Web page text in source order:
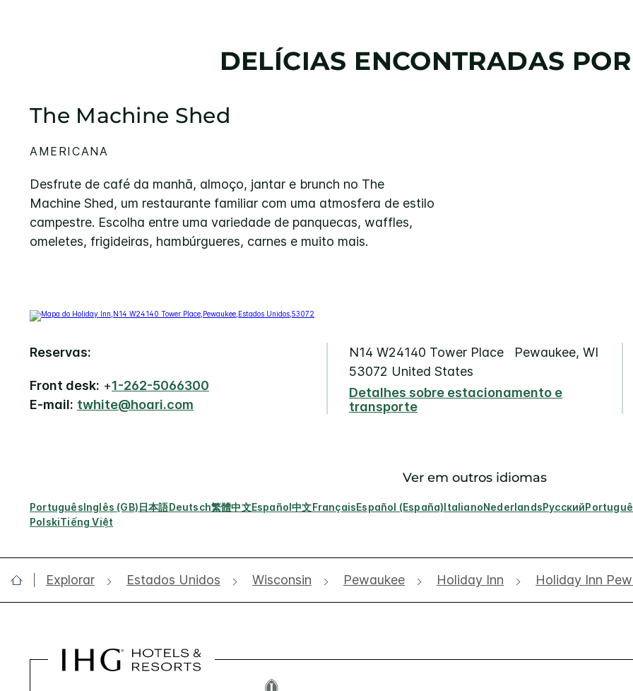
DELÍCIAS ENCONTRADAS
The Machine Shed
AMERICANA
Desfrute de café da manhã, almoço, jantar e brunch no The
Machine Shed, um restaurante familiar com uma atmosfera de estilo
campestre. Escolha entre uma variedade de panquecas, waffles,
omeletes, frigideiras, hambúrgueres, carnes e muito mais.
Reservas:
Front desk: +1-262-5066300
E-mail: twhite@hoari.com
N14 W24140 Tower Place Pewaukee, WI
53072 United States
Detalhes sobre estacionamento e
transporte
Ver em outros idiomas
PortuguêsInglês (GB)日本語Deutsch繁體中文Español中文FrançaisEspañol (España)ItalianoNederlandsРусский
PolskiTiếng Việt
Explorar Estados Unidos Wisconsin Pewaukee Holiday Inn Holiday Inn